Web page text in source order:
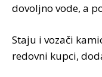
dovoljno vode, a
Staju i vozači
redovni kupci,